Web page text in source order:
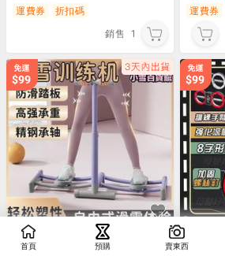
運費券
折扣碼
銷售 1
運費券
首頁 預購 賣東西